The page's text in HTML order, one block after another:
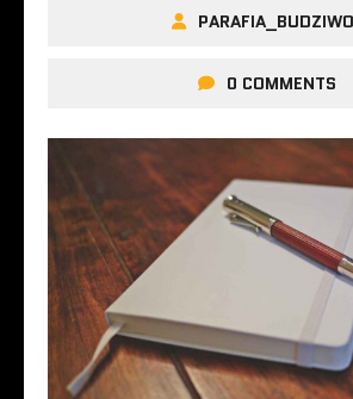
0 COMMENTS